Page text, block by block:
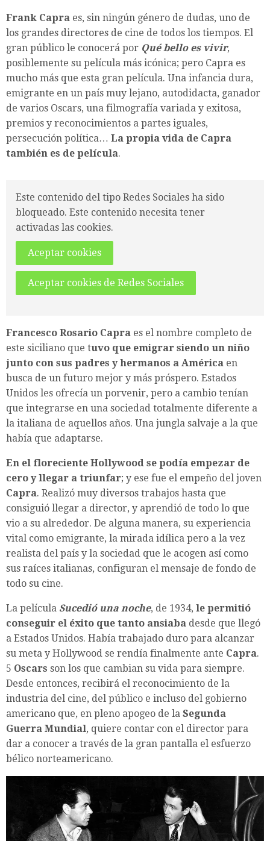
Frank Capra es, sin ningún género de dudas, uno de
los grandes directores de cine de todos los tiempos. El
gran público le conocerá por Qué bello es vivir,
posiblemente su película más icónica; pero Capra es
mucho más que esta gran película. Una infancia dura,
emigrante en un país muy lejano, autodidacta, ganador
de varios Oscars, una filmografía variada y exitosa,
premios y reconocimientos a partes iguales,
persecución política… La propia vida de Capra
también es de película.
Este contenido del tipo Redes Sociales ha sido
bloqueado. Este contenido necesita tener
activadas las cookies.
Aceptar cookies
Aceptar cookies de Redes Sociales
Francesco Rosario Capra es el nombre completo de
este siciliano que tuvo que emigrar siendo un niño
junto con sus padres y hermanos a América en
busca de un futuro mejor y más próspero. Estados
Unidos les ofrecía un porvenir, pero a cambio tenían
que integrarse en una sociedad totalmente diferente a
la italiana de aquellos años. Una jungla salvaje a la que
había que adaptarse.
En el floreciente Hollywood se podía empezar de
cero y llegar a triunfar; y ese fue el empeño del joven
Capra. Realizó muy diversos trabajos hasta que
consiguió llegar a director, y aprendió de todo lo que
vio a su alrededor. De alguna manera, su experiencia
vital como emigrante, la mirada idílica pero a la vez
realista del país y la sociedad que le acogen así como
sus raíces italianas, configuran el mensaje de fondo de
todo su cine.
La película Sucedió una noche, de 1934, le permitió
conseguir el éxito que tanto ansiaba desde que llegó
a Estados Unidos. Había trabajado duro para alcanzar
su meta y Hollywood se rendía finalmente ante Capra.
5 Oscars son los que cambian su vida para siempre.
Desde entonces, recibirá el reconocimiento de la
industria del cine, del público e incluso del gobierno
americano que, en pleno apogeo de la Segunda
Guerra Mundial, quiere contar con el director para
dar a conocer a través de la gran pantalla el esfuerzo
bélico norteamericano.